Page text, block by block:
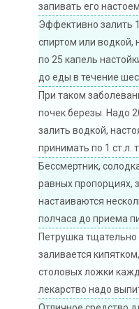
запивать его
Эффективно залить
спиртом или водкой,
по 25 капель
до еды в течение
При таком
почек березы. Надо
залить водкой,
принимать по 1 ст.л.
Бессмертник,
равных пропорциях,
настаиваются
полчаса до приема
Петрушка
заливается
столовых ложки
лекарство надо